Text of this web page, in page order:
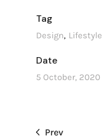
Tag
Design Lifestyle
Date
5 October, 2020
Prev